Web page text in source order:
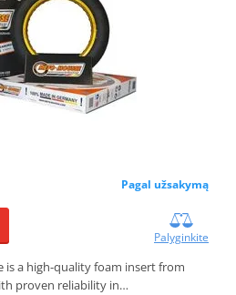
Pagal užsakymą
Palyginkite
is a high-quality foam insert from
proven reliability in…